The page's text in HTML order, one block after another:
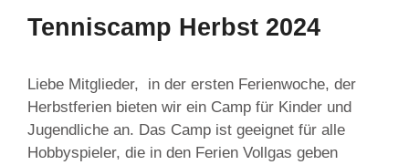
Tenniscamp Herbst 2024
Liebe Mitglieder, in der ersten Ferienwoche, der
Herbstferien bieten wir ein Camp für Kinder und
Jugendliche an. Das Camp ist geeignet für alle
Hobbyspieler, die in den Ferien Vollgas geben